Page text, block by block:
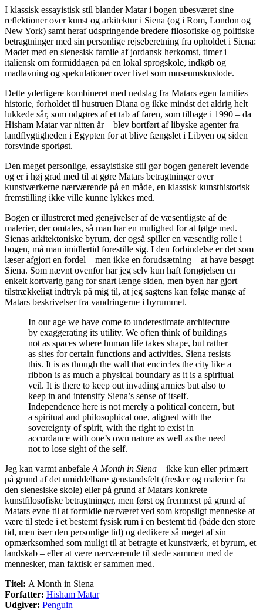
I klassisk essayistisk stil blander Matar i bogen ubesværet sine
reflektioner over kunst og arkitektur i Siena (og i Rom, London og
New York) samt heraf udspringende bredere filosofiske og politiske
betragtninger med sin personlige rejseberetning fra opholdet i Siena:
Mødet med en sienesisk famile af jordansk herkomst, timer i
italiensk om formiddagen på en lokal sprogskole, indkøb og
madlavning og spekulationer over livet som museumskustode.
Dette yderligere kombineret med nedslag fra Matars egen families
historie, forholdet til hustruen Diana og ikke mindst det aldrig helt
lukkede sår, som udgøres af et tab af faren, som tilbage i 1990 – da
Hisham Matar var nitten år – blev bortført af libyske agenter fra
landflygtigheden i Egypten for at blive fængslet i Libyen og siden
forsvinde sporløst.
Den meget personlige, essayistiske stil gør bogen generelt levende
og er i høj grad med til at gøre Matars betragtninger over
kunstværkerne nærværende på en måde, en klassisk kunsthistorisk
fremstilling ikke ville kunne lykkes med.
Bogen er illustreret med gengivelser af de væsentligste af de
malerier, der omtales, så man har en mulighed for at følge med.
Sienas arkitektoniske byrum, der også spiller en væsentlig rolle i
bogen, må man imidlertid forestille sig. I den forbindelse er det som
læser afgjort en fordel – men ikke en forudsætning – at have besøgt
Siena. Som nævnt ovenfor har jeg selv kun haft fornøjelsen en
enkelt kortvarig gang for snart længe siden, men byen har gjort
tilstrækkeligt indtryk på mig til, at jeg sagtens kan følge mange af
Matars beskrivelser fra vandringerne i byrummet.
In our age we have come to underestimate architecture
by exaggerating its utility. We often think of buildings
not as spaces where human life takes shape, but rather
as sites for certain functions and activities. Siena resists
this. It is as though the wall that encircles the city like a
ribbon is as much a physical boundary as it is a spiritual
veil. It is there to keep out invading armies but also to
keep in and intensify Siena’s sense of itself.
Independence here is not merely a political concern, but
a spiritual and philosophical one, aligned with the
sovereignty of spirit, with the right to exist in
accordance with one’s own nature as well as the need
not to lose sight of the self.
Jeg kan varmt anbefale A Month in Siena – ikke kun eller primært
på grund af det umiddelbare genstandsfelt (fresker og malerier fra
den sienesiske skole) eller på grund af Matars konkrete
kunstfilosofiske betragtninger, men først og fremmest på grund af
Matars evne til at formidle nærværet ved som kropsligt menneske at
være til stede i et bestemt fysisk rum i en bestemt tid (både den store
tid, men især den personlige tid) og dedikere så meget af sin
opmærksomhed som muligt til at betragte et kunstværk, et byrum, et
landskab – eller at være nærværende til stede sammen med de
mennesker, man faktisk er sammen med.
Titel: A Month in Siena
Forfatter: Hisham Matar
Udgiver: Penguin